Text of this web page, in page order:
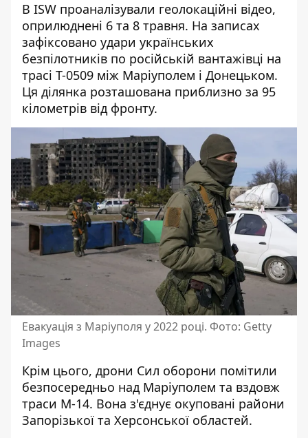
В ISW проаналізували геолокаційні відео,
оприлюднені 6 та 8 травня. На записах
зафіксовано удари українських
безпілотників по російській вантажівці на
трасі Т-0509 між Маріуполем і Донецьком.
Ця ділянка розташована приблизно за 95
кілометрів від фронту.
Евакуація з Маріуполя у 2022 році. Фото: Getty
Images
Крім цього, дрони Сил оборони помітили
безпосередньо над Маріуполем та вздовж
траси М-14. Вона з'єднує окуповані райони
Запорізької та Херсонської областей.